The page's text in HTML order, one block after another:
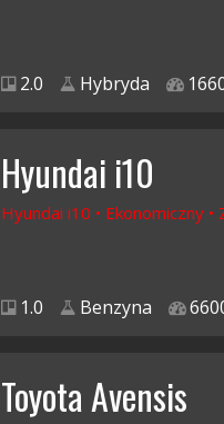
2.0 Hybryda
Hyundai i10
Hyundai i10 • Ekonomiczny
1.0 Benzyna
Toyota Avensis